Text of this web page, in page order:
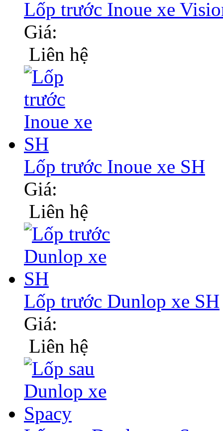
Lốp trước Inoue xe
Giá:
Liên hệ
Lốp trước Inoue xe SH
Giá:
Liên hệ
Lốp trước Dunlop xe SH
Giá:
Liên hệ